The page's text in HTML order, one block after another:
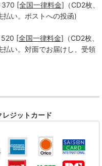
370 [全国一律料金] （CD2枚、
払い。ポストへの投函)
520 [全国一律料金] （CD2枚、
払い。対面でお届けし、受領
ジットカード